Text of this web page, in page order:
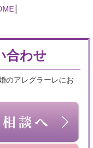
合わせ
のアレグラーレにお